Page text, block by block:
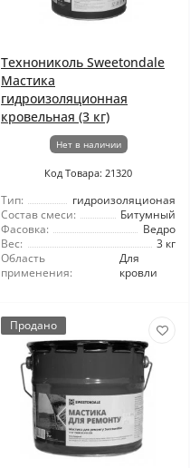
Технониколь Sweetondale
Мастика
гидроизоляционная
кровельная (3 кг)
Нет в наличии
Код Товара: 21320
Тип:
гидроизоляционая
Состав смеси:
Битумный
Фасовка:
Ведро
Вес:
3 кг
Область
применения:
Для
кровли
Продано